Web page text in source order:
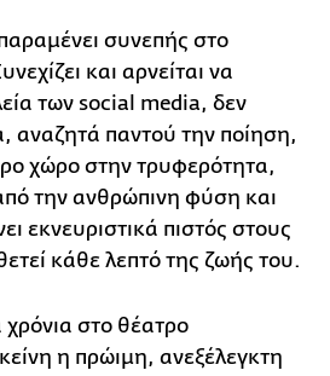
συνεπής στο
και αρνείται να
των social media, δεν
αναζητά παντού την ποίηση,
χώρο στην τρυφερότητα,
την ανθρώπινη φύση και
εκνευριστικά πιστός στους
κάθε λεπτό της ζωής του.
στο θέατρο
η πρώιμη, ανεξέλεγκτη